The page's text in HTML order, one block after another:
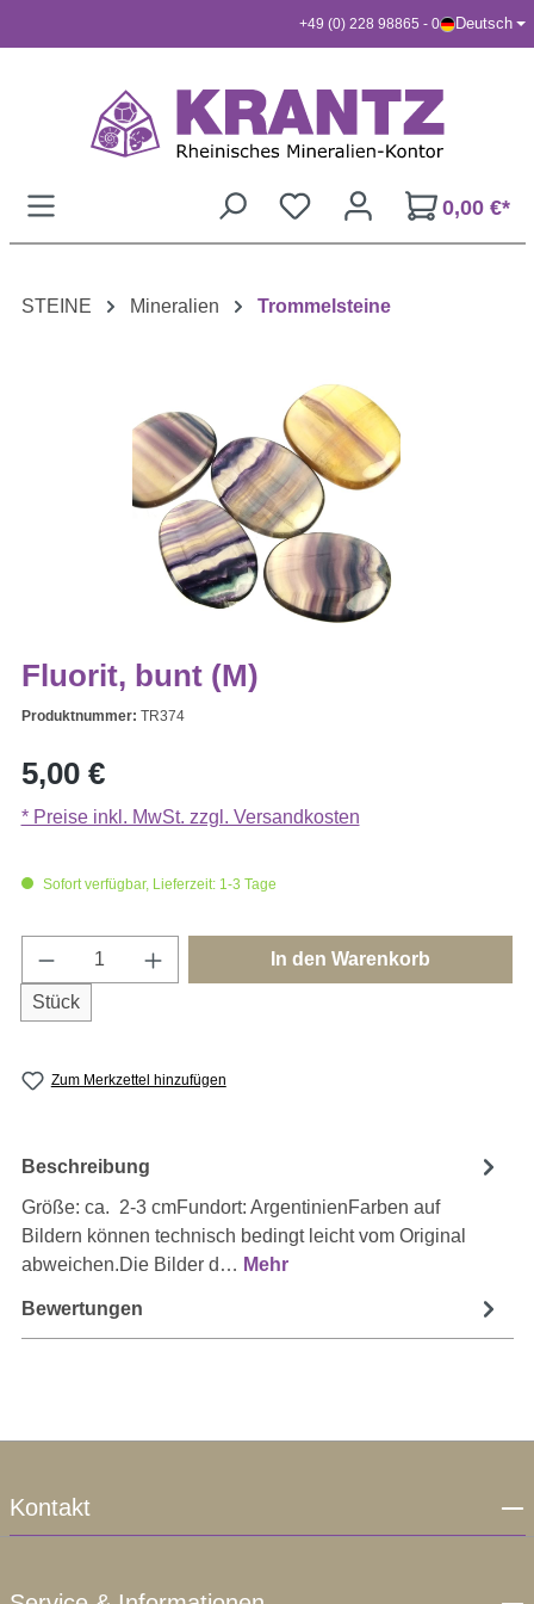
+49 (0) 228 98865 - 0 Deutsch
0,00 €*
STEINE Mineralien Trommelsteine
Fluorit, bunt (M)
Produktnummer: TR374
Regulärer Preis:
5,00 €
* Preise inkl. MwSt. zzgl. Versandkosten
Sofort verfügbar, Lieferzeit: 1-3 Tage
Produkt Anzahl: Gib den gewünschten
Stück
In den Warenkorb
Zum Merkzettel hinzufügen
Beschreibung
Größe: ca. 2-3 cmFundort: ArgentinienFarben auf
Bildern können technisch bedingt leicht vom Original
abweichen.Die Bilder d… Mehr
Bewertungen
Kontakt